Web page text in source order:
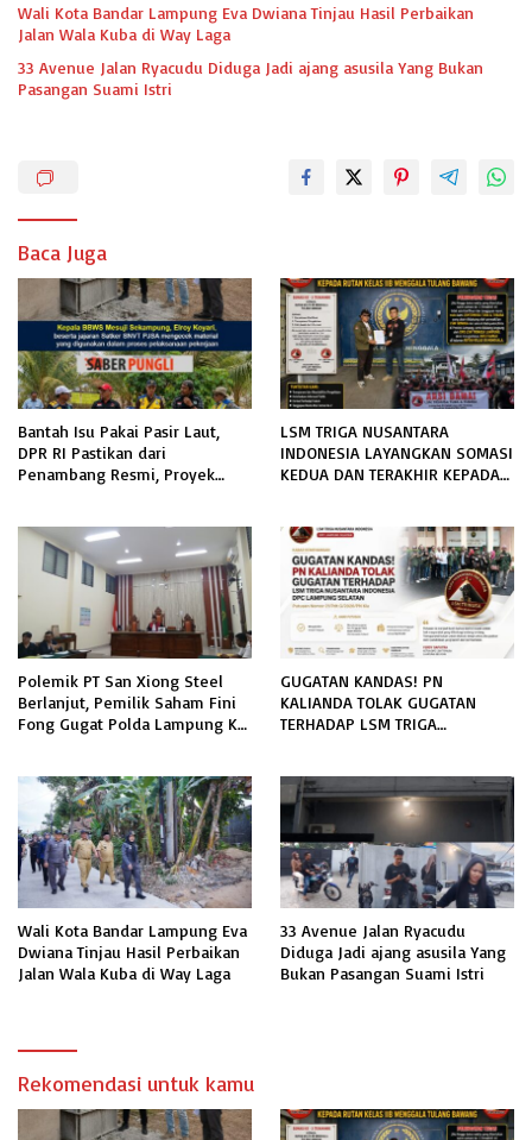
Wali Kota Bandar Lampung Eva Dwiana Tinjau Hasil Perbaikan
Jalan Wala Kuba di Way Laga
33 Avenue Jalan Ryacudu Diduga Jadi ajang asusila Yang Bukan
Pasangan Suami Istri
Baca Juga
Bantah Isu Pakai Pasir Laut,
DPR RI Pastikan dari
Penambang Resmi, Proyek
LSM TRIGA NUSANTARA
INDONESIA LAYANGKAN SOMASI
KEDUA DAN TERAKHIR KEPADA
INFORMASI PUBLIK
Polemik PT San Xiong Steel
Berlanjut, Pemilik Saham Fini
Fong Gugat Polda Lampung Ke
GUGATAN KANDAS! PN
KALIANDA TOLAK GUGATAN
TERHADAP LSM TRIGA
Wali Kota Bandar Lampung Eva
Dwiana Tinjau Hasil Perbaikan
Jalan Wala Kuba di Way Laga
33 Avenue Jalan Ryacudu
Diduga Jadi ajang asusila Yang
Bukan Pasangan Suami Istri
Rekomendasi untuk kamu